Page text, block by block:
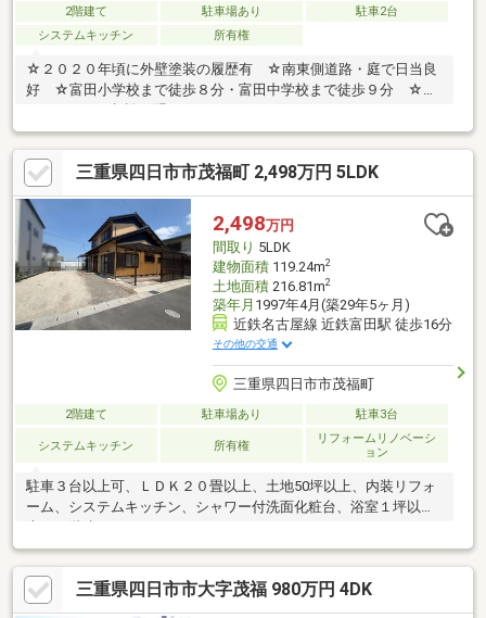
2階建て 駐車場あり
駐車2台
システムキッチン
所有権
☆２０２０年頃に外壁塗装の履歴有 ☆南東側道路・庭で日当良
好 ☆富田小学校まで徒歩８分・富田中学校まで徒歩９分 ☆リ
フォームのご相談も賜ります
三重県四日市市茂福町 2,498万円 5LDK
2,498万円
間取り 5LDK
建物面積119.24m2
土地面積216.81m2
築年月 1997年4月(築29年5ヶ月)
近鉄名古屋線 近鉄富田駅 徒歩16分
その他の交通
三重県四日市市茂福町
2階建て 駐車場あり 駐車3台
システムキッチン 所有権
リフォームリノベーシ
ョン
駐車３台以上可、ＬＤＫ２０畳以上、土地50坪以上、内装リフォ
ーム、システムキッチン、シャワー付洗面化粧台、浴室１坪以
三重県四日市市大字茂福 980万円 4DK